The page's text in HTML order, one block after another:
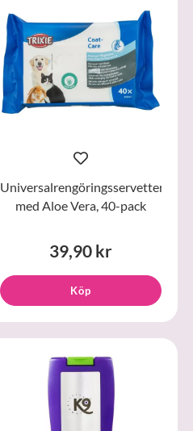
Universalrengöringsservetter
med Aloe Vera, 40-pack
39,90 kr
Köp